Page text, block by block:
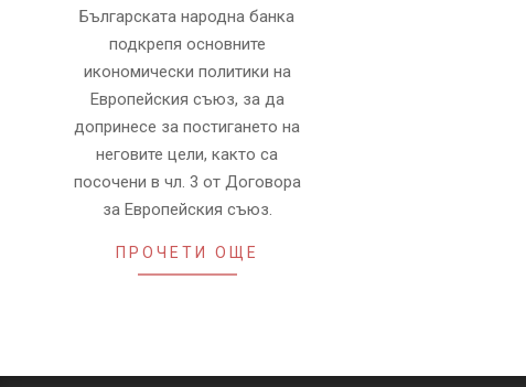
Българската народна банка
подкрепя основните
икономически политики на
Европейския съюз, за да
допринесе за постигането на
неговите цели, както са
посочени в чл. 3 от Договора
за Европейския съюз.
ПРОЧЕТИ ОЩЕ